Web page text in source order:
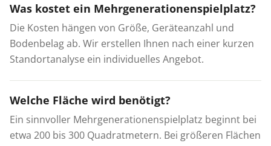
Was kostet ein Mehrgenerationenspielplatz?
Die Kosten hängen von Größe, Geräteanzahl und
Bodenbelag ab. Wir erstellen Ihnen nach einer kurzen
Standortanalyse ein individuelles Angebot.
Welche Fläche wird benötigt?
Ein sinnvoller Mehrgenerationenspielplatz beginnt bei
etwa 200 bis 300 Quadratmetern. Bei größeren Flächen